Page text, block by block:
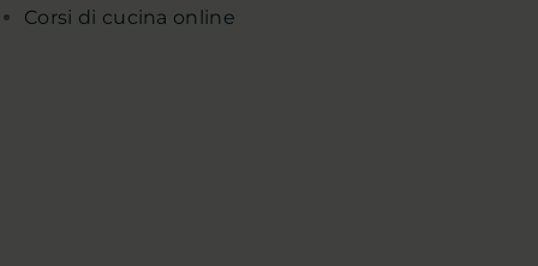
Corsi di cucina online